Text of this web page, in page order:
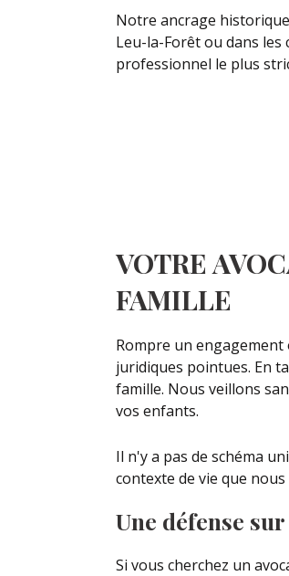
Notre ancrage
Leu-la-Forêt ou dans
professionnel le plus
VOTRE
FAMILLE
Rompre un
juridiques pointues. En
famille. Nous veillons
vos enfants.
Il n'y a pas de schéma
contexte de vie que
Une défense
Si vous cherchez un